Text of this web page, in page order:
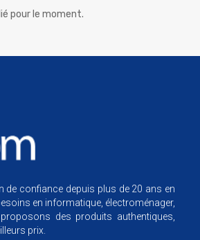
pour le moment.
de confiance depuis plus de 20 ans en
en informatique, électroménager,
des produits authentiques,
prix.